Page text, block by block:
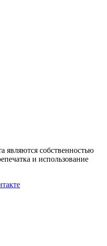
являются собственностью
и использование